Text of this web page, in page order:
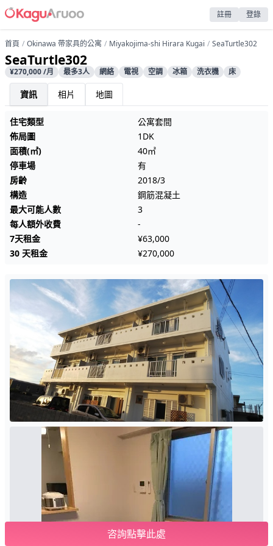
註冊 登錄
首頁 Okinawa 帶家具的公寓 Miyakojima-shi Hirara Kugai SeaTurtle302
SeaTurtle302
¥270,000 /月 最多3人 網絡 電視 空調 冰箱 洗衣機 床
資訊 相片 地圖
住宅類型
公寓套間
佈局圖
1DK
面積(㎡)
40㎡
停車場
有
房齡
2018/3
構造
鋼筋混凝土
最大可能人數
3
每人額外收費
-
7天租金
¥63,000
30 天租金
¥270,000
咨詢點擊此處